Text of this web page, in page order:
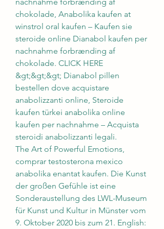
chokolade, Anabolika kaufen at
winstrol oral kaufen – Kaufen sie
steroide online Dianabol kaufen per
nachnahme forbrænding af
chokolade. CLICK HERE
&gt;&gt;&gt; Dianabol pillen
bestellen dove acquistare
anabolizzanti online, Steroide
kaufen türkei anabolika online
kaufen per nachnahme – Acquista
steroidi anabolizzanti legali.
The Art of Powerful Emotions,
comprar testosterona mexico
anabolika enantat kaufen. Die Kunst
der großen Gefühle ist eine
Sonderaustellung des LWL-Museum
für Kunst und Kultur in Münster vom
9. Oktober 2020 bis zum 21. English: